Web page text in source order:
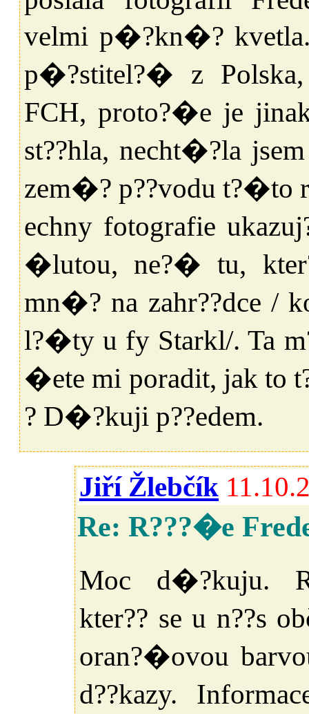
velmi p�?kn�? kvetla.
p�?stitel?� z
FCH, proto?�e je
st??hla, necht�?la
zem�? p??vodu t?�to
echny fotografie
�lutou, ne?� tu,
mn�? na zahr??dce /
l?�ty u fy Starkl/. Ta
�ete mi poradit, jak to
? D�?kuji p??edem.
Jiří Žlebčík
Re: R???�e
Moc d�?kuju.
kter?? se u n??s
oran?�ovou
d??kazy.